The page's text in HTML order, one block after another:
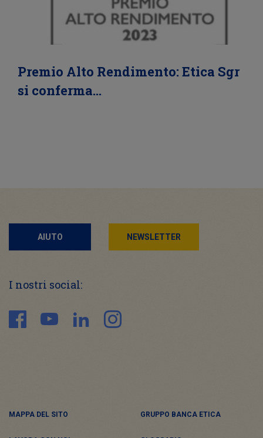
Premio Alto Rendimento: Etica Sgr
si conferma…
AIUTO NEWSLETTER
I nostri social:
MAPPA DEL SITO GRUPPO BANCA ETICA